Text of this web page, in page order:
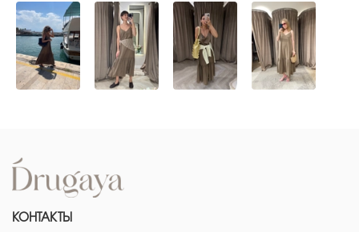
КОНТАКТЫ